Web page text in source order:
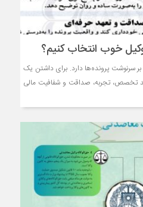
خوب انتخاب کنیم؟
سرنوشت پرونده‌ها دارد. برای داشتن یک
تخصص، تجربه، صداقت و شفافیت مالی